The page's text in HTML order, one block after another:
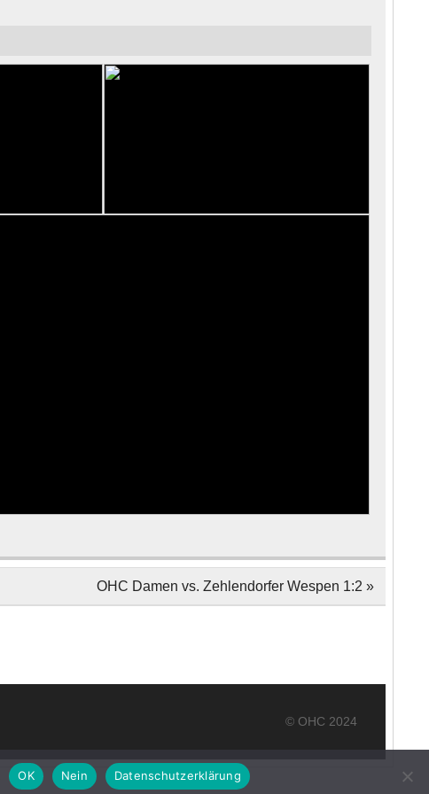
OHC Damen vs. Zehlendorfer Wespen 1:2 »
© OHC 2024
OK Nein Datenschutzerklärung